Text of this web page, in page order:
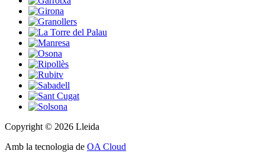
Copyright © 2026 Lleida
Amb la tecnologia de OA Cloud